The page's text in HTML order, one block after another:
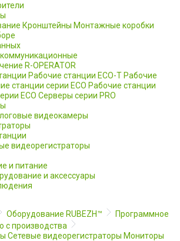
Кронштейны Монтажные коробки
R-OPERATOR
Рабочие станции ECO-T Рабочие
станции серии ECO Рабочие станции
ECO Серверы серии PRO
видеокамеры
видеорегистраторы
и питание
и аксессуары
Оборудование RUBEZH™
Программное
с производства
Сетевые видеорегистраторы Мониторы